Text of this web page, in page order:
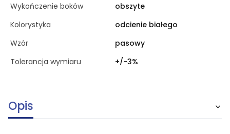
Wykończenie boków
obszyte
Kolorystyka
odcienie białego
Wzór
pasowy
Tolerancja wymiaru
+/-3%
Opis